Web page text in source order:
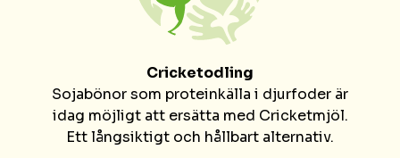
Cricketodling
Sojabönor som proteinkälla i djurfoder är
idag möjligt att ersätta med Cricketmjöl.
Ett långsiktigt och hållbart alternativ.